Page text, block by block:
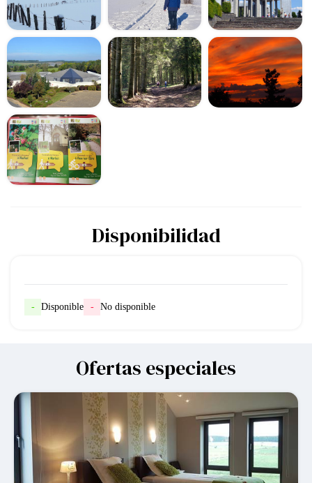
Disponibilidad
- Disponible - No disponible
Ofertas especiales
-5%